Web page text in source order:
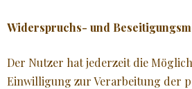
Widerspruchs- und
Der Nutzer hat jederzeit die
Einwilligung zur Verarbeitung der